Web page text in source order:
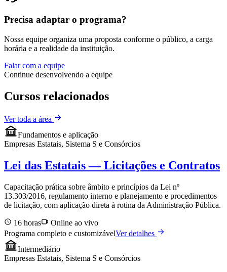
Precisa adaptar o programa?
Nossa equipe organiza uma proposta conforme o público, a carga
horária e a realidade da instituição.
Falar com a equipe
Continue desenvolvendo a equipe
Cursos relacionados
Ver toda a área
Fundamentos e aplicação
Empresas Estatais, Sistema S e Consórcios
Lei das Estatais — Licitações e Contratos
Capacitação prática sobre âmbito e princípios da Lei nº
13.303/2016, regulamento interno e planejamento e procedimentos
de licitação, com aplicação direta à rotina da Administração Pública.
16 horas
Online ao vivo
Programa completo e customizávelVer detalhes
Intermediário
Empresas Estatais, Sistema S e Consórcios